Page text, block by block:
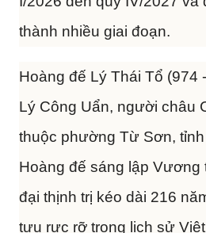
thành nhiều giai đoạn.
Hoàng đế Lý Thái Tổ (974
Lý Công Uẩn, người châu
thuộc phường Từ Sơn,
Hoàng đế sáng lập Vương
đại thịnh trị kéo dài 216
tựu rực rỡ trong lịch sử